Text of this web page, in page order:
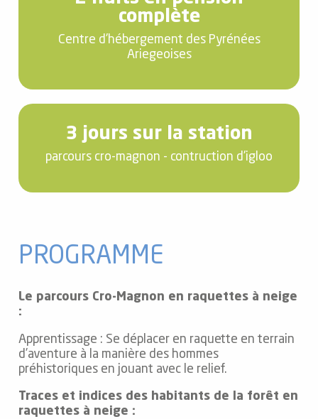
complète
Centre d'hébergement des Pyrénées
Ariegeoises
3 jours sur la station
parcours cro-magnon - contruction d'igloo
PROGRAMME
Le parcours Cro-Magnon en raquettes à neige
:
Apprentissage : Se déplacer en raquette en terrain
d’aventure à la manière des hommes
préhistoriques en jouant avec le relief.
Traces et indices des habitants de la forêt en
raquettes à neige :